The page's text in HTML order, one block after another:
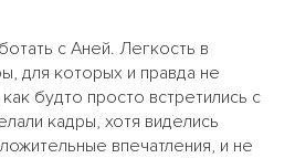
с Аней. Легкость в
для которых и правда не
будто просто встретились с
кадры, хотя виделись
впечатления, и не